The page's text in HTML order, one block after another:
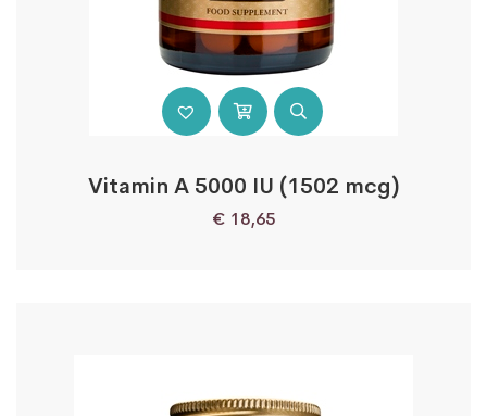
Vitamin A 5000 IU (1502 mcg)
€ 18,65